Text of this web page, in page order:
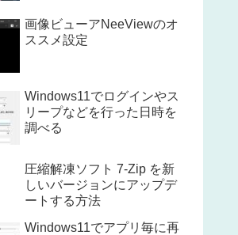
画像ビューアNeeViewのオ
ススメ設定
Windows11でログインやス
リープなどを行った日時を
調べる
圧縮解凍ソフト 7-Zip を新
しいバージョンにアップデ
ートする方法
Windows11でアプリ毎に再